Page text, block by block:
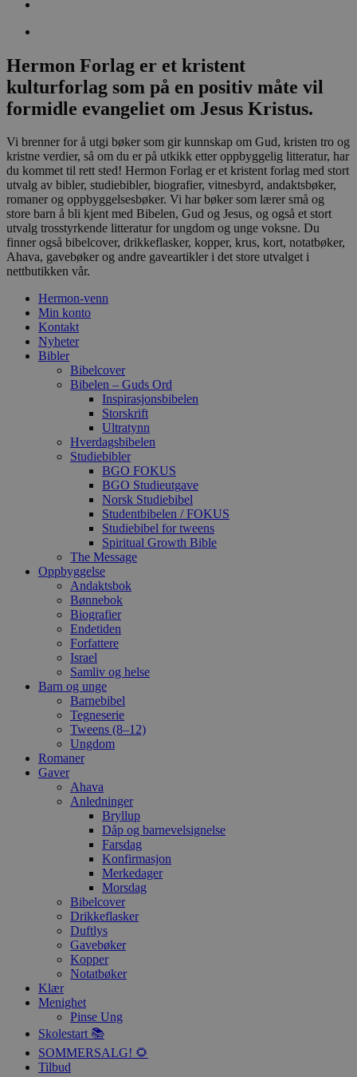
Hermon Forlag er et kristent
kulturforlag som på en positiv måte vil
formidle evangeliet om Jesus Kristus.
Vi brenner for å utgi bøker som gir kunnskap om Gud, kristen tro og
kristne verdier, så om du er på utkikk etter oppbyggelig litteratur, har
du kommet til rett sted! Hermon Forlag er et kristent forlag med stort
utvalg av bibler, studiebibler, biografier, vitnesbyrd, andaktsbøker,
romaner og oppbyggelsesbøker. Vi har bøker som lærer små og
store barn å bli kjent med Bibelen, Gud og Jesus, og også et stort
utvalg trosstyrkende litteratur for ungdom og unge voksne. Du
finner også bibelcover, drikkeflasker, kopper, krus, kort, notatbøker,
Ahava, gavebøker og andre gaveartikler i det store utvalget i
nettbutikken vår.
Hermon-venn
Min konto
Kontakt
Nyheter
Bibler
Bibelcover
Bibelen – Guds Ord
Inspirasjonsbibelen
Storskrift
Ultratynn
Hverdagsbibelen
Studiebibler
BGO FOKUS
BGO Studieutgave
Norsk Studiebibel
Studentbibelen / FOKUS
Studiebibel for tweens
Spiritual Growth Bible
The Message
Oppbyggelse
Andaktsbok
Bønnebok
Biografier
Endetiden
Forfattere
Israel
Samliv og helse
Barn og unge
Barnebibel
Tegneserie
Tweens (8–12)
Ungdom
Romaner
Gaver
Ahava
Anledninger
Bryllup
Dåp og barnevelsignelse
Farsdag
Konfirmasjon
Merkedager
Morsdag
Bibelcover
Drikkeflasker
Duftlys
Gavebøker
Kopper
Notatbøker
Klær
Menighet
Pinse Ung
Skolestart 📚
SOMMERSALG! 🌻
Tilbud